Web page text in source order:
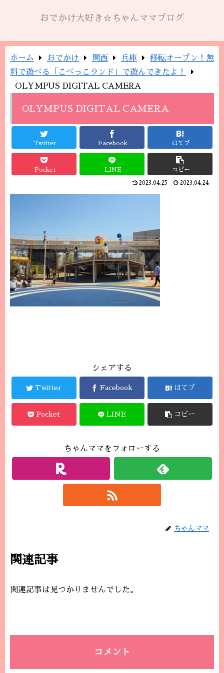
おでかけ大好き☆ちゃんママブログ
ホーム おでかけ 関西 兵庫
移転オープン！無
料で遊べる「こべっこランド」で遊んできたよ！
OLYMPUS DIGITAL CAMERA
OLYMPUS DIGITAL CAMERA
Twitter Facebook はてブ
Pocket LINE コピー
2023.04.25 2023.04.24
シェアする
Twitter Facebook はてブ
Pocket LINE コピー
ちゃんママをフォローする
ちゃんママ
関連記事
関連記事は見つかりませんでした。
コメント